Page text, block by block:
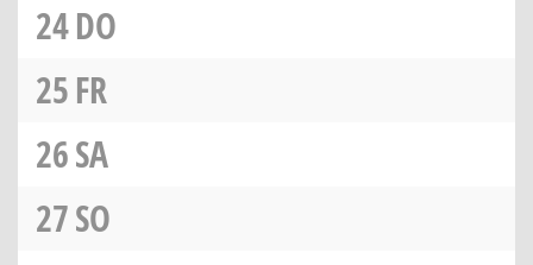
24DO
25FR
26SA
27SO